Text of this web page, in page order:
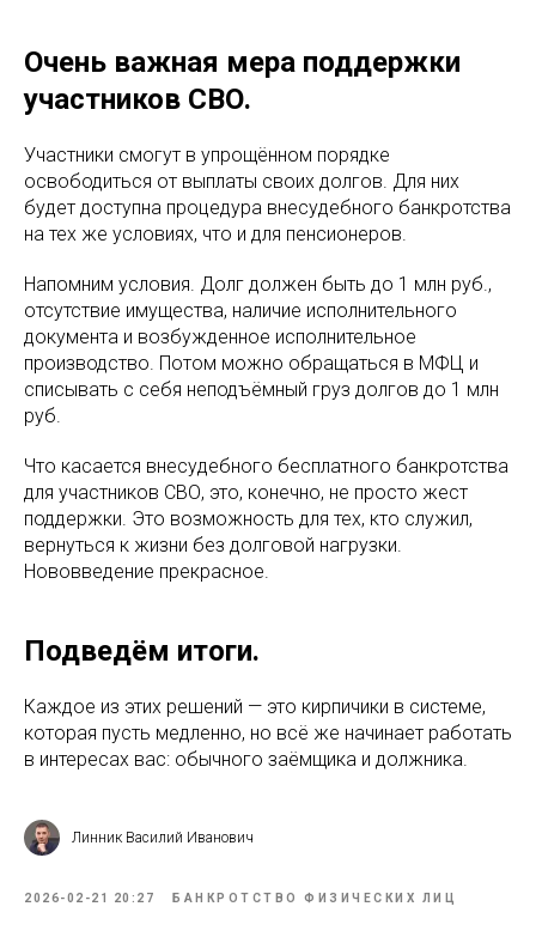
Очень важная мера поддержки
участников СВО.
Участники смогут в упрощённом порядке
освободиться от выплаты своих долгов. Для них
будет доступна процедура внесудебного банкротства
на тех же условиях, что и для пенсионеров.
Напомним условия. Долг должен быть до 1 млн руб.,
отсутствие имущества, наличие исполнительного
документа и возбужденное исполнительное
производство. Потом можно обращаться в МФЦ и
списывать с себя неподъёмный груз долгов до 1 млн
руб.
Что касается внесудебного бесплатного банкротства
для участников СВО, это, конечно, не просто жест
поддержки. Это возможность для тех, кто служил,
вернуться к жизни без долговой нагрузки.
Нововведение прекрасное.
Подведём итоги.
Каждое из этих решений — это кирпичики в системе,
которая пусть медленно, но всё же начинает работать
в интересах вас: обычного заёмщика и должника.
Линник Василий Иванович
2026-02-21 20:27 БАНКРОТСТВО ФИЗИЧЕСКИХ ЛИЦ